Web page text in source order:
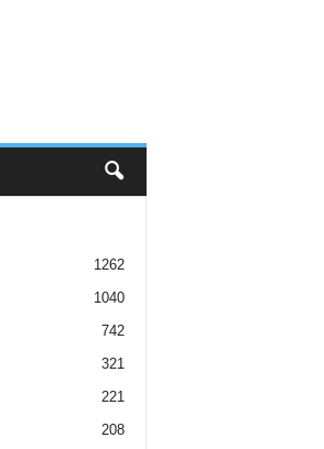
1262
1040
742
321
221
208